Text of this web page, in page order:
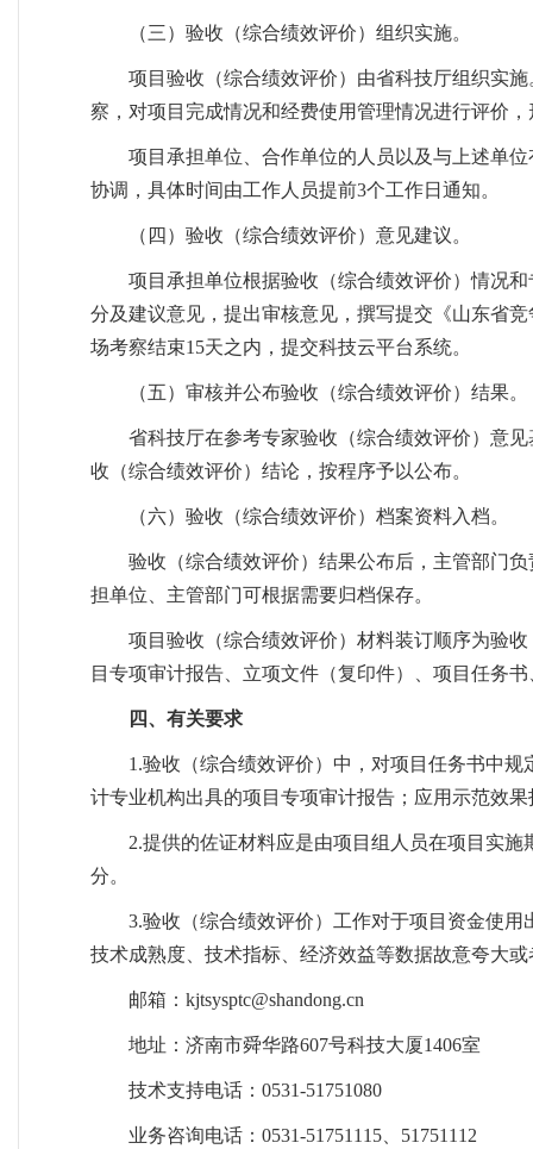
（三）验收（综合绩效评价）组织实施。
项目验收（综合绩效评价）由省科技厅组织实
察，对项目完成情况和经费使用管理情况进行评价
项目承担单位、合作单位的人员以及与上述单
协调，具体时间由工作人员提前3个工作日通知。
（四）验收（综合绩效评价）意见建议。
项目承担单位根据验收（综合绩效评价）情况
分及建议意见，提出审核意见，撰写提交《山东省
场考察结束15天之内，提交科技云平台系统。
（五）审核并公布验收（综合绩效评价）结果。
省科技厅在参考专家验收（综合绩效评价）意
收（综合绩效评价）结论，按程序予以公布。
（六）验收（综合绩效评价）档案资料入档。
验收（综合绩效评价）结果公布后，主管部门
担单位、主管部门可根据需要归档保存。
项目验收（综合绩效评价）材料装订顺序为验
目专项审计报告、立项文件（复印件）、项目任务
四、有关要求
1.验收（综合绩效评价）中，对项目任务书中
计专业机构出具的项目专项审计报告；应用示范效
2.提供的佐证材料应是由项目组人员在项目实
分。
3.验收（综合绩效评价）工作对于项目资金使
技术成熟度、技术指标、经济效益等数据故意夸大
邮箱：kjtsysptc@shandong.cn
地址：济南市舜华路607号科技大厦1406室
技术支持电话：0531-51751080
业务咨询电话：0531-51751115、51751112